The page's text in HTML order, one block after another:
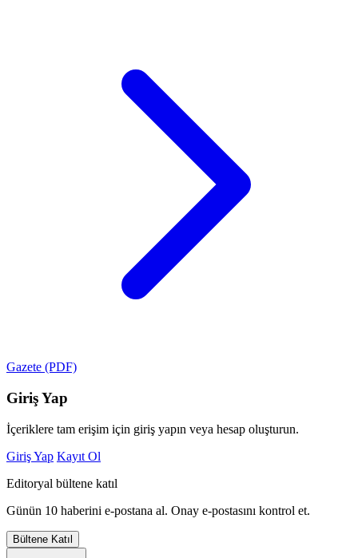
Gazete (PDF)
Giriş Yap
İçeriklere tam erişim için giriş yapın veya hesap oluşturun.
Giriş Yap Kayıt Ol
Editoryal bültene katıl
Günün 10 haberini e-postana al. Onay e-postasını kontrol et.
Bültene Katıl